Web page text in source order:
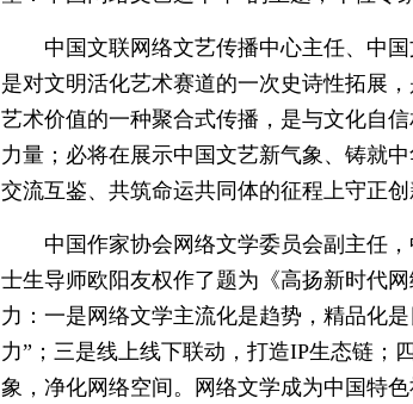
中国文联网络文艺传播中心主任、中
是对文明活化艺术赛道的一次史诗性拓展
艺术价值的一种聚合式传播，是与文化自
力量；必将在展示中国文艺新气象、铸就
交流互鉴、共筑命运共同体的征程上守正创
中国作家协会网络文学委员会副主任
士生导师欧阳友权作了题为《高扬新时代
力：一是网络文学主流化是趋势，精品化
力”；三是线上线下联动，打造IP生态链；
象，净化网络空间。网络文学成为中国特